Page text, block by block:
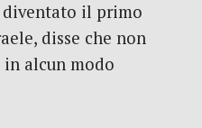
diventato il primo
disse che non
alcun modo